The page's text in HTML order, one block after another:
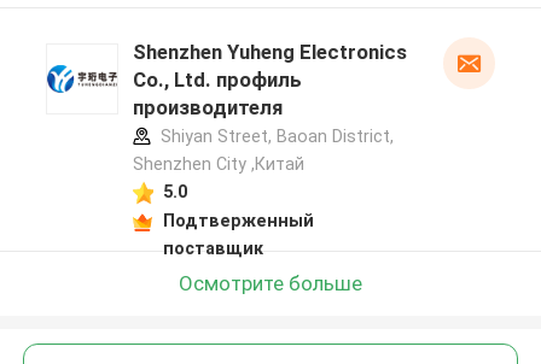
Shenzhen Yuheng Electronics
Co., Ltd. профиль
производителя
Shiyan Street, Baoan District,
Shenzhen City ,Китай
5.0
Подтверженный
поставщик
Осмотрите больше